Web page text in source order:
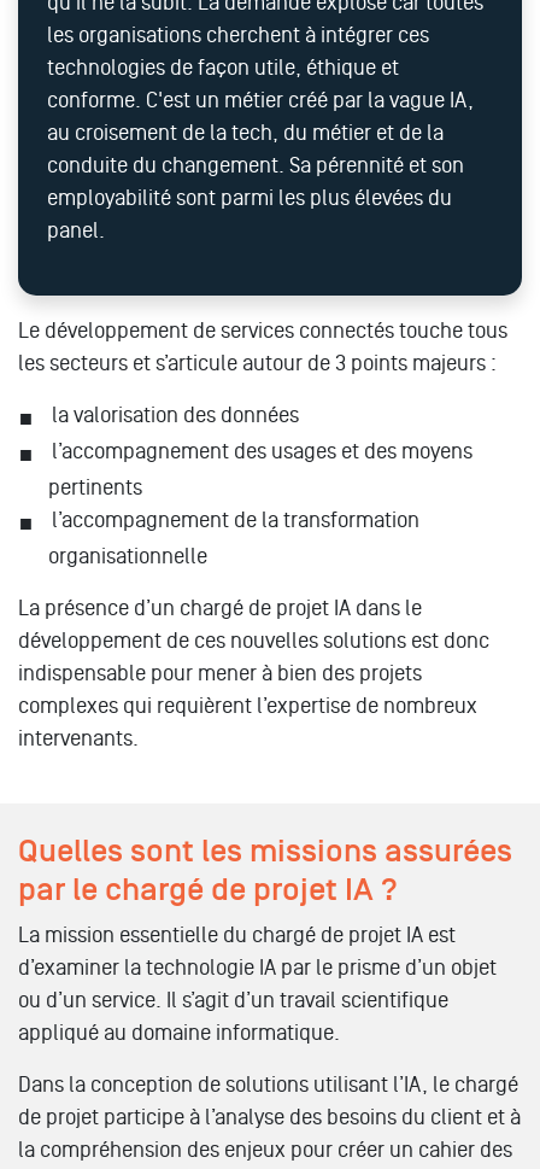
les organisations cherchent à intégrer ces
technologies de façon utile, éthique et
conforme. C'est un métier créé par la vague IA,
au croisement de la tech, du métier et de la
conduite du changement. Sa pérennité et son
employabilité sont parmi les plus élevées du
panel.
Le développement de services connectés touche tous
les secteurs et s’articule autour de 3 points majeurs :
la valorisation des données
l’accompagnement des usages et des moyens
pertinents
l’accompagnement de la transformation
organisationnelle
La présence d’un chargé de projet IA dans le
développement de ces nouvelles solutions est donc
indispensable pour mener à bien des projets
complexes qui requièrent l’expertise de nombreux
intervenants.
Quelles sont les missions assurées
par le chargé de projet IA ?
La mission essentielle du chargé de projet IA est
d’examiner la technologie IA par le prisme d’un objet
ou d’un service. Il s’agit d’un travail scientifique
appliqué au domaine informatique.
Dans la conception de solutions utilisant l’IA, le chargé
de projet participe à l’analyse des besoins du client et à
la compréhension des enjeux pour créer un cahier des